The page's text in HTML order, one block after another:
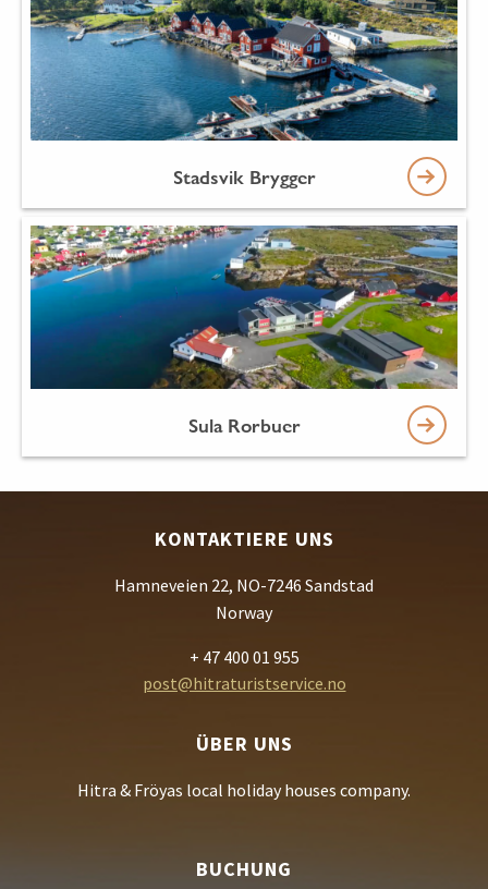
Stadsvik Brygger
Sula Rorbuer
KONTAKTIERE UNS
Hamneveien 22, NO-7246 Sandstad
Norway
+ 47 400 01 955
post@hitraturistservice.no
ÜBER UNS
Hitra & Fröyas local holiday houses company.
BUCHUNG